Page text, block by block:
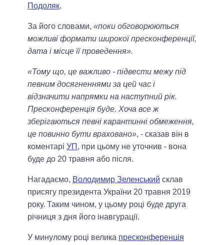
Подоляк.
За його словами, «поки обговорюються
можливі формати широкої пресконференції,
дата і місце її проведення».
«Тому що, це важливо - підвести межу під
певним досягненнями за цей час і
відзначити напрямки на наступний рік.
Пресконференція буде. Хоча все ж
зберігаються певні карантинні обмеження,
це повинно бути враховано», - сказав він в
коментарі УП , при цьому не уточнив - вона
буде до 20 травня або після.
Нагадаємо, Володимир Зеленський склав
присягу президента України 20 травня 2019
року. Таким чином, у цьому році буде друга
річниця з дня його інавгурації.
У минулому році велика пресконференція